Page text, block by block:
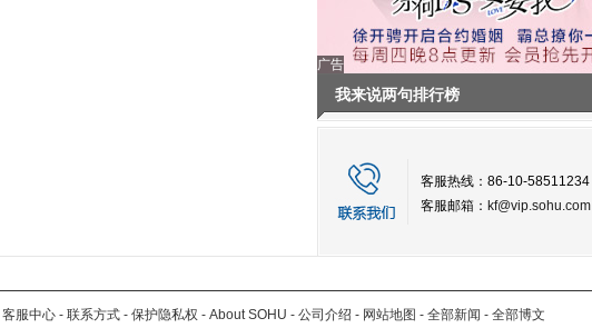
广告
我来说两句排行榜
客服热线：86-10-58511234
客服邮箱： kf@vip.sohu.com
客服中心 - 联系方式 - 保护隐私权 - About SOHU - 公司介绍 - 网站地图 - 全部新闻 - 全部博文